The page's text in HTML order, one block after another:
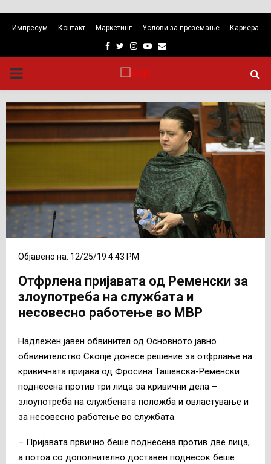
Импресум Контакт Маркетинг Услови за преземање Кариера
Facebook
TwitterInstagram
Youtube
Email
PRIMARY
MENU
Објавено на: 12/25/19 4:43 PM
Отфрлена пријавата од Ременски за
злоупотреба на службата и
несовесно работење во МВР
Надлежен јавен обвинител од Основното јавно
обвинителство Скопје донесе решение за отфрлање на
кривичната пријава од Фросина Ташевска-Ременски
поднесена против три лица за кривични дела –
злоупотреба на службената положба и овластување и
за несовесно работење во службата.
– Пријавата првично беше поднесена против две лица,
а потоа со дополнително доставен поднесок беше